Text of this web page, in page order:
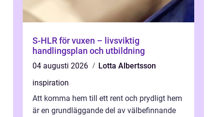
S-HLR för vuxen – livsviktig
handlingsplan och utbildning
04 augusti 2026
Lotta Albertsson
inspiration
Att komma hem till ett rent och prydligt hem
är en grundläggande del av välbefinnande